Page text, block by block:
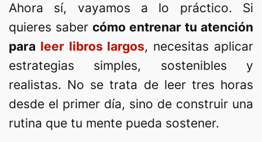
Ahora sí, vayamos a lo práctico. Si
quieres saber cómo entrenar tu atención
para leer libros largos, necesitas aplicar
estrategias simples, sostenibles y
realistas. No se trata de leer tres horas
desde el primer día, sino de construir una
rutina que tu mente pueda sostener.